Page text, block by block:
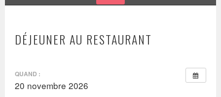
DÉJEUNER AU RESTAURANT
QUAND :
20 novembre 2026